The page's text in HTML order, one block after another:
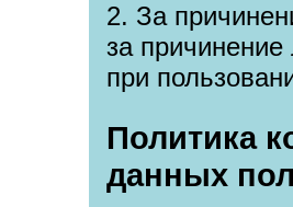
За
за
при
Политика
данных